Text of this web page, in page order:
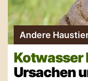
Andere
Kotwasser
Ursachen